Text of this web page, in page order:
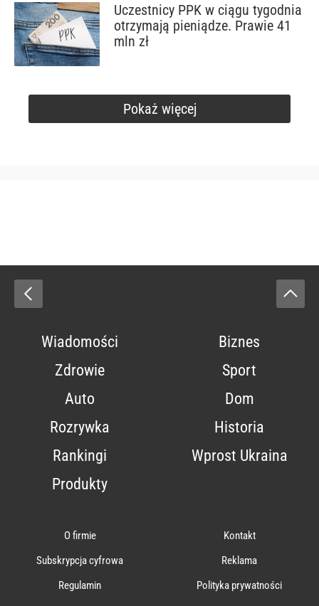
Uczestnicy PPK w ciągu tygodnia
otrzymają pieniądze. Prawie 41
mln zł
Pokaż więcej
Wiadomości
Biznes
Zdrowie
Sport
Auto
Dom
Rozrywka
Historia
Rankingi
Wprost Ukraina
Produkty
O firmie
Kontakt
Subskrypcja cyfrowa
Reklama
Regulamin
Polityka prywatności